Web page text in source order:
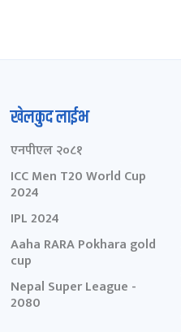
खेलकुद लाईभ
एनपीएल २०८१
ICC Men T20 World Cup
2024
IPL 2024
Aaha RARA Pokhara gold
cup
Nepal Super League -
2080